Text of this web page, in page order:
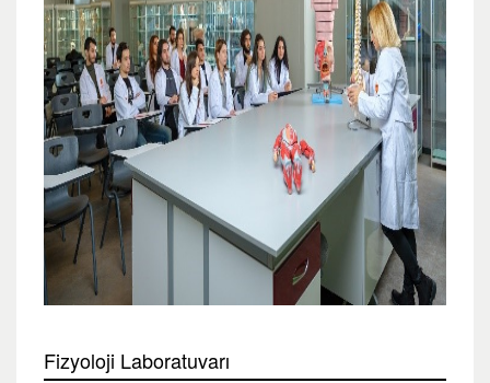
Fizyoloji Laboratuvarı